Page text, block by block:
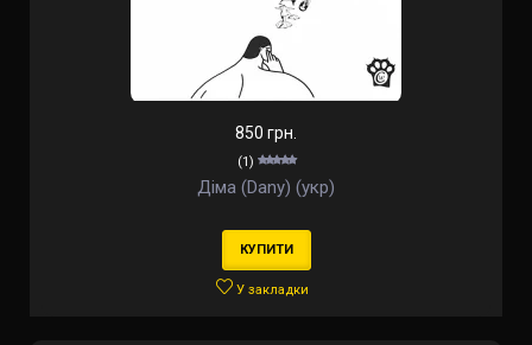
850 грн.
(1)
Діма (Dany) (укр)
КУПИТИ
У закладки